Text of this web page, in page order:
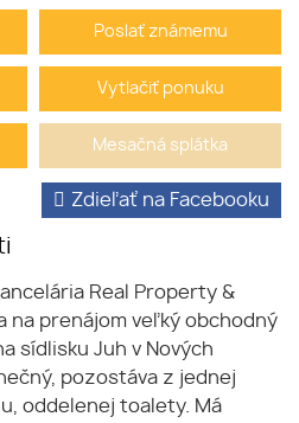
Poslať známemu
Vytlačiť ponuku
Mesačná splátka
Zdieľať na Facebooku
Real Property &
na prenájom veľký obchodný
sídlisku Juh v Nových
pozostáva z jednej
oddelenej toalety. Má